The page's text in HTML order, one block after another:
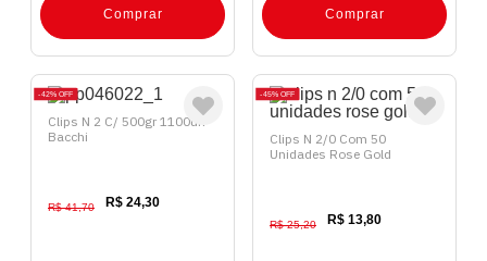
Comprar Comprar
42% OFF
Clips N 2 C/ 500gr 1100un
Bacchi
R$ 41,70 R$ 24,30
45% OFF
Clips N 2/0 Com 50
Unidades Rose Gold
R$ 25,20 R$ 13,80